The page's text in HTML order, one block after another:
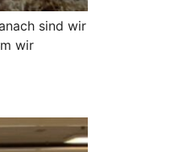
sind wir
wir